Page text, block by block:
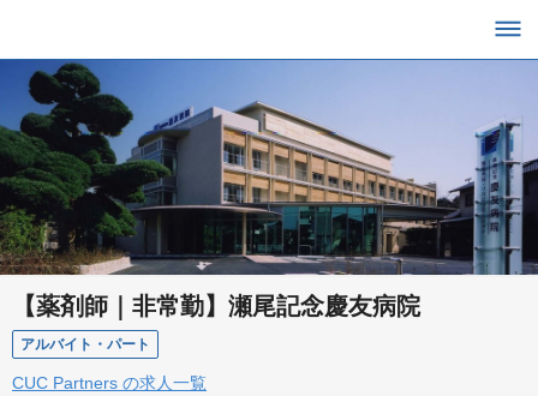
【薬剤師｜非常勤】瀬尾記念慶友病院
アルバイト・パート
CUC Partners の求人一覧